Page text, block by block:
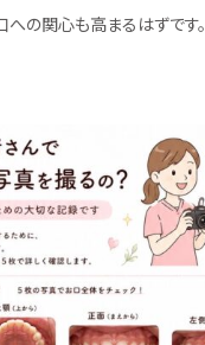
への関心も高まるはずです。